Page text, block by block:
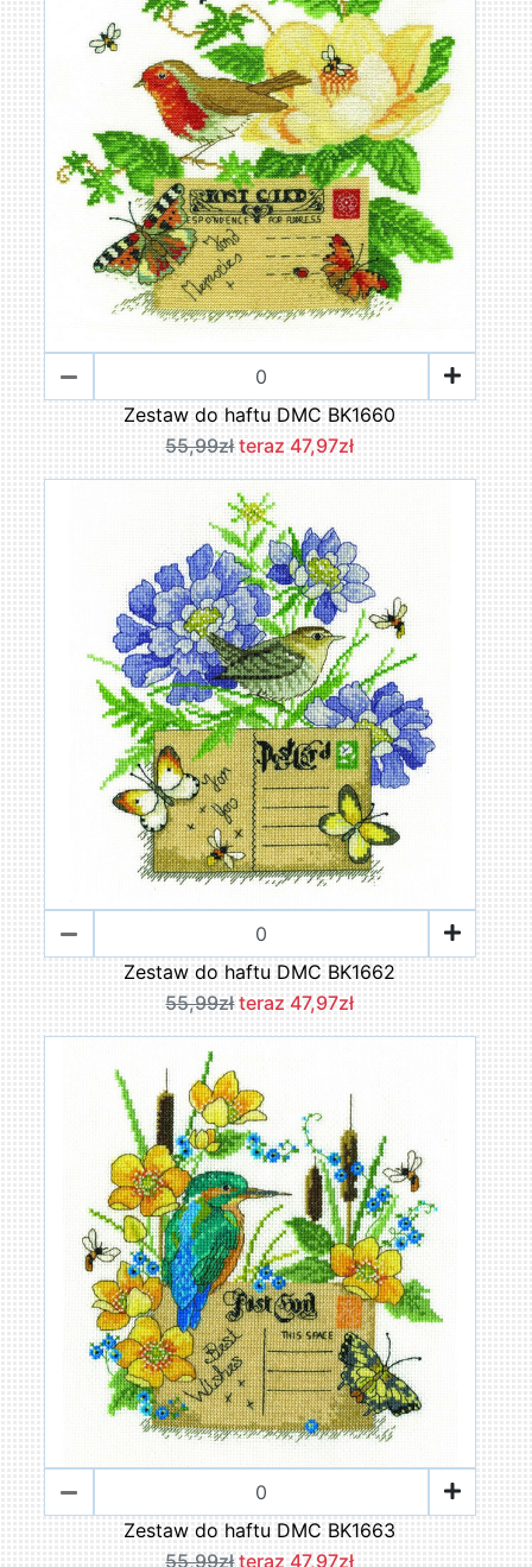
Zestaw do haftu DMC BK1660
55,99zł teraz 47,97zł
Zestaw do haftu DMC BK1662
55,99zł teraz 47,97zł
Zestaw do haftu DMC BK1663
55,99zł teraz 47,97zł